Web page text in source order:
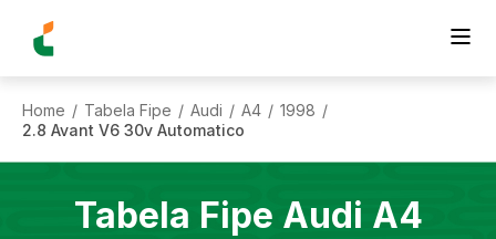
Home / Tabela Fipe / Audi / A4 / 1998 /
2.8 Avant V6 30v Automatico
Tabela Fipe Audi A4